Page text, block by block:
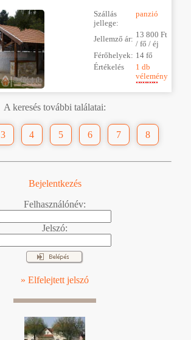
Szállás
jellege:
panzió
Jellemző ár: 13 800 Ft
/ fő / éj
Férőhelyek: 14 fő
Értékelés
1 db
vélemény
A keresés további találatai:
3 4 5 6 7 8
Bejelentkezés
Felhasználónév:
Jelszó:
» Elfelejtett jelszó